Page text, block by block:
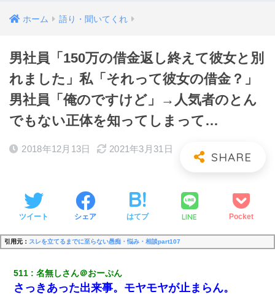
ホーム 語り・聞いてくれ
男社員「150万の借金返し終えて彼女と別
れました」私「それって彼女の借金？」
男社員「俺のですけど」→人気者のとん
でもない正体を知ってしまって…
2018年12月13日 2021年3月31日
ツイート シェア はてブ LINE Pocket
引用元： スレを立てるまでに至らない愚痴・悩み・相談part107
511 名無しさん＠おーぷん
さっきあった出来事。モヤモヤが止まらん。